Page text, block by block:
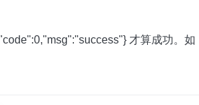
才算成功。如